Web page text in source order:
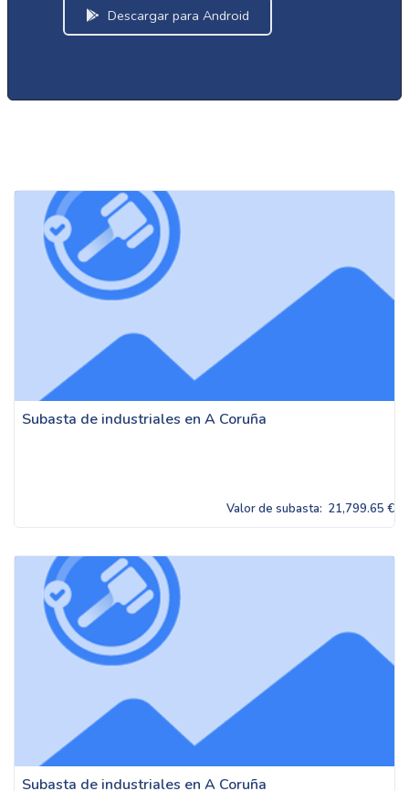
Descargar para Android
Subasta de industriales en A Coruña
Valor de subasta: 21,799.65 €
Subasta de industriales en A Coruña